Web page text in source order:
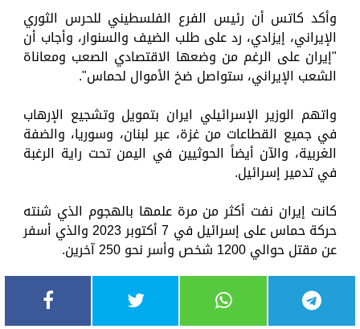
وأكد كاتس أن رئيس الفرع الفلسطيني للحرس الثوري
الإيراني، إيزادي، رد على طلب الضيف والسنوار، وأجاب أن
"إيران على الرغم من وضعها الاقتصادي الصعب ومعاناة
الشعب الإيراني، ستواصل ضخ الأموال لحماس".
واتهم الوزير الإسرائيلي ايران بتمويل وتشجيع الإرهاب
في جميع القطاعات من غزة، عبر لبنان، وسوريا، والضفة
الغربية، والآن أيضاً الحوثيين في اليمن تحت راية الرغبة
في تدمير إسرائيل.
كانت إيران نفت أكثر من مرة علمها بالهجوم الذي شنته
حركة حماس على إسرائيل في 7 أكتوبر 2023 والذي أسفر
عن مقتل حوالي 1200 شخص وأسر نحو 250 آخرين.